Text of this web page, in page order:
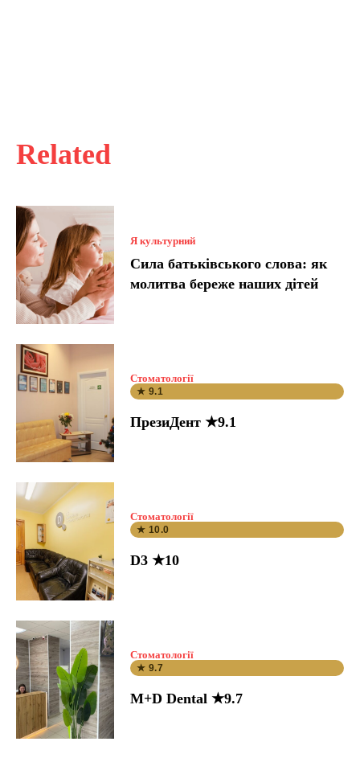
Related
Я культурний
Сила батьківського слова: як
молитва береже наших дітей
Стоматології
★ 9.1
ПрезиДент ★9.1
Стоматології
★ 10.0
D3 ★10
Стоматології
★ 9.7
M+D Dental ★9.7